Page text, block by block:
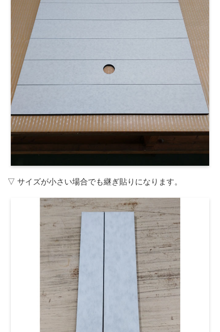
▽ サイズが小さい場合でも継ぎ貼りになります。